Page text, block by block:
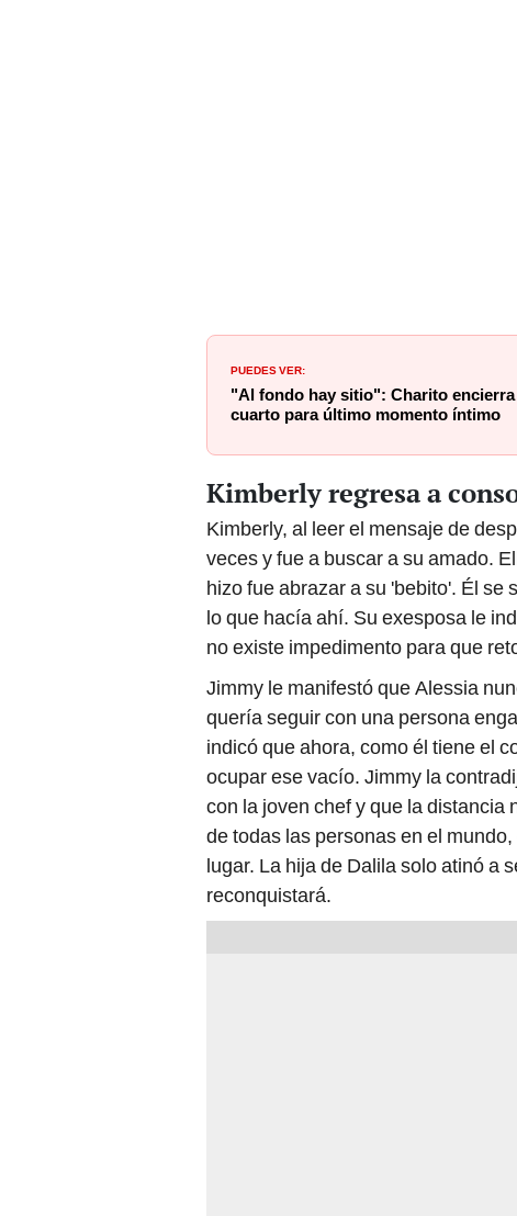
PUEDES VER:
"Al fondo hay sitio": Charito
cuarto para último momento íntimo
Kimberly regresa a
Kimberly, al leer el mensaje de
veces y fue a buscar a su amado.
hizo fue abrazar a su 'bebito'. Él se
lo que hacía ahí. Su exesposa le
no existe impedimento para que
Jimmy le manifestó que Alessia
quería seguir con una persona
indicó que ahora, como él tiene el
ocupar ese vacío. Jimmy la
con la joven chef y que la distancia
de todas las personas en el
lugar. La hija de Dalila solo atinó a
reconquistará.